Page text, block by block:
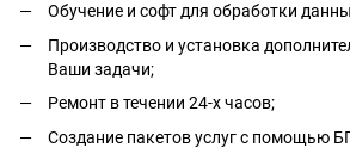
Обучение и софт для обработки
Производство и установка
Ваши задачи;
Ремонт в течении 24-х часов;
Создание пакетов услуг с помощью